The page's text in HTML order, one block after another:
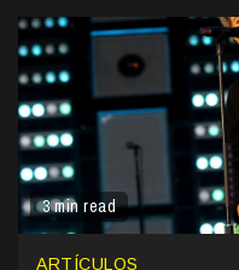
3 min read
ARTÍCULOS